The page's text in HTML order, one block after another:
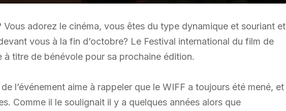
Vous adorez le cinéma, vous êtes du type dynamique et souriant et
vous à la fin d’octobre? Le Festival international du film de
titre de bénévole pour sa prochaine édition.
l’événement aime à rappeler que le WIFF a toujours été mené, et
Comme il le soulignait il y a quelques années alors que